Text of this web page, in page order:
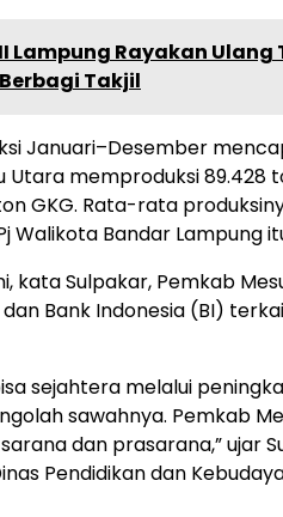
Lampung Rayakan Ulang
Takjil
Januari–Desember
Utara memproduksi 89.428
GKG. Rata-rata
Walikota Bandar Lampung
kata Sulpakar, Pemkab
Bank Indonesia (BI)
sejahtera melalui
sawahnya. Pemkab
dan prasarana,” ujar
Pendidikan dan